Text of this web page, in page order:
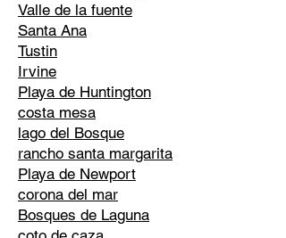
Valle de la fuente
Santa Ana
Tustin
Irvine
Playa de Huntington
costa mesa
lago del Bosque
rancho santa margarita
Playa de Newport
corona del mar
Bosques de Laguna